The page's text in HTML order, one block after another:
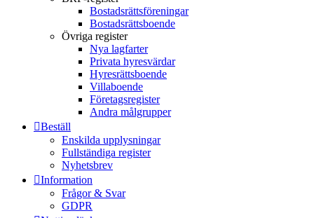
Bostadsrättsföreningar
Bostadsrättsboende
Övriga register
Nya lagfarter
Privata hyresvärdar
Hyresrättsboende
Villaboende
Företagsregister
Andra målgrupper
Beställ
Enskilda upplysningar
Fullständiga register
Nyhetsbrev
Information
Frågor & Svar
GDPR